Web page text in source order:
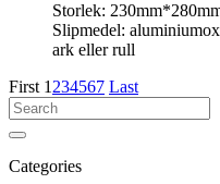
Storlek:
Slipmedel:
ark eller rull
First 1 234567 Last
Categories